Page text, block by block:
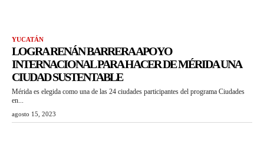
YUCATÁN
LOGRA RENÁN BARRERA APOYO
INTERNACIONAL PARA HACER DE MÉRIDA UNA
CIUDAD SUSTENTABLE
Mérida es elegida como una de las 24 ciudades participantes del programa Ciudades
en...
agosto 15, 2023